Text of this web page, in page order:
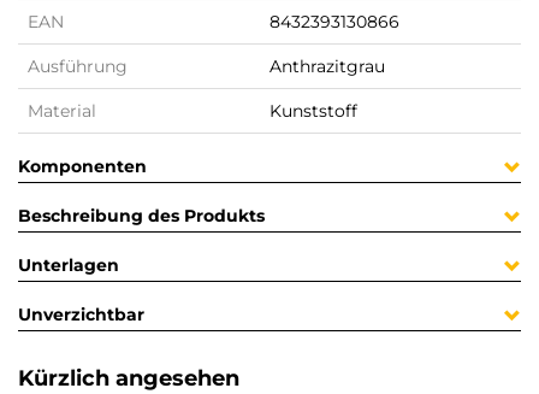
EAN 8432393130866
Ausführung Anthrazitgrau
Material Kunststoff
Komponenten
Beschreibung des Produkts
Unterlagen
Unverzichtbar
Kürzlich angesehen